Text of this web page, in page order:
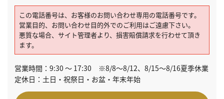
この電話番号は、お客様のお問い合わせ専用の電話番号です。
営業目的、お問い合わせ目的外でのご利用はご遠慮下さい。
悪質な場合、サイト管理者より、損害賠償請求を行わせて頂き
ます。
営業時間：9:30 ～ 17:30 ※8/8～8/12、8/15～8/16夏季休業
定休日：土日・祝祭日・お盆・年末年始